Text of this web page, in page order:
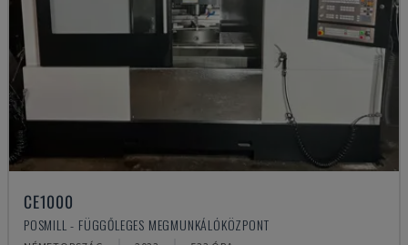
CE1000
POSMILL - FÜGGŐLEGES MEGMUNKÁLÓKÖZPONT